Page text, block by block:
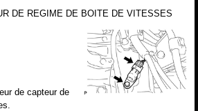
DE REGIME DE BOITE DE VITESSES
de capteur de